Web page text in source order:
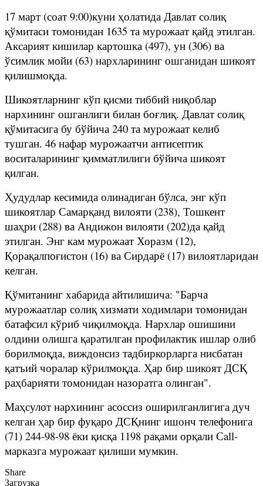
17 март (соат 9:00)куни ҳолатида Давлат солиқ
қўмитаси томонидан 1635 та мурожаат қайд этилган.
Аксарият кишилар картошка (497), ун (306) ва
ўсимлик мойи (63) нархларининг ошганидан шикоят
қилишмоқда.
Шикоятларнинг кўп қисми тиббий ниқоблар
нархининг ошганлиги билан боғлиқ. Давлат солиқ
қўмитасига бу бўйича 240 та мурожаат келиб
тушган. 46 нафар мурожаатчи антисептик
воситаларининг қимматлилиги бўйича шикоят
қилган.
Ҳудудлар кесимида олинадиган бўлса, энг кўп
шикоятлар Самарқанд вилояти (238), Тошкент
шаҳри (288) ва Андижон вилояти (202)да қайд
этилган. Энг кам мурожаат Хоразм (12),
Қорақалпоғистон (16) ва Сирдарё (17) вилоятларидан
келган.
Қўмитанинг хабарида айтилишича: "Барча
мурожаатлар солиқ хизмати ходимлари томонидан
батафсил кўриб чиқилмоқда. Нархлар ошишини
олдини олишга қаратилган профилактик ишлар олиб
борилмоқда, виждонсиз тадбиркорларга нисбатан
қатъий чоралар кўрилмоқда. Ҳар бир шикоят ДСҚ
раҳбарияти томонидан назоратга олинган".
Маҳсулот нархининг асоссиз оширилганлигига дуч
келган ҳар бир фуқаро ДСҚнинг ишонч телефонига
(71) 244-98-98 ёки қисқа 1198 рақами орқали Сall-
марказга мурожаат қилиши мумкин.
Share
Загрузка